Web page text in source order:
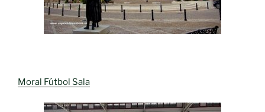
Moral Fútbol Sala